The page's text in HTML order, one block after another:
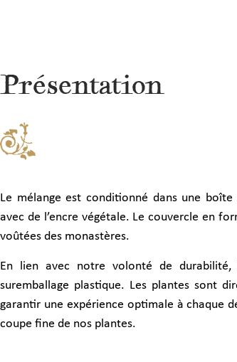
Présentation
Le mélange est conditionné dans une
avec de l’encre végétale. Le couvercle en
voûtées des monastères.
En lien avec notre volonté de
suremballage plastique. Les plantes sont
garantir une expérience optimale à chaque
coupe fine de nos plantes.